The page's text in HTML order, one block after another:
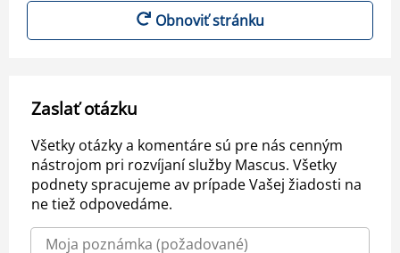
Obnoviť stránku
Zaslať otázku
Všetky otázky a komentáre sú pre nás cenným
nástrojom pri rozvíjaní služby Mascus. Všetky
podnety spracujeme av prípade Vašej žiadosti na
ne tiež odpovedáme.